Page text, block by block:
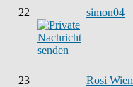
22 simon04
23 Rosi Wien